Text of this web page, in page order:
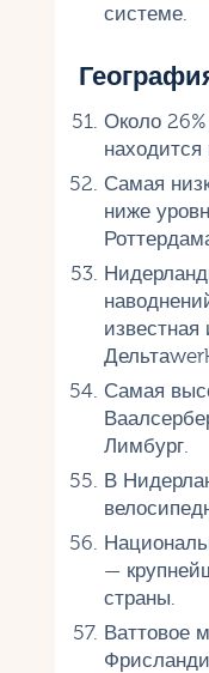
системе.
Около
Самая
ниже
Самая
Лимбург.
В
—
страны.
Ваттовое